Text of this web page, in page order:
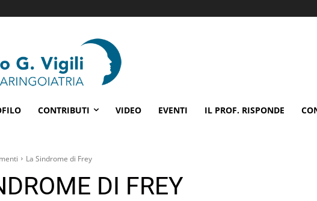
CONTRIBUTI VIDEO EVENTI IL PROF. RISPONDE
La Sindrome di Frey
DI FREY